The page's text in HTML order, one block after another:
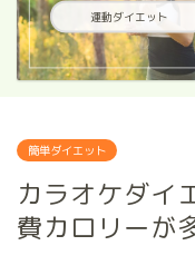
運動ダイエット
簡単ダイエット
カラオケダイ
費カロリーが